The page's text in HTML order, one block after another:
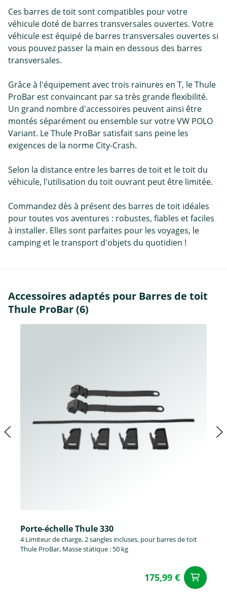
Ces barres de toit sont compatibles pour votre
véhicule doté de barres transversales ouvertes. Votre
véhicule est équipé de barres transversales ouvertes si
vous pouvez passer la main en dessous des barres
transversales.
Grâce à l'équipement avec trois rainures en T, le Thule
ProBar est convaincant par sa très grande flexibilité.
Un grand nombre d'accessoires peuvent ainsi être
montés séparément ou ensemble sur votre VW POLO
Variant. Le Thule ProBar satisfait sans peine les
exigences de la norme City-Crash.
Selon la distance entre les barres de toit et le toit du
véhicule, l'utilisation du toit ouvrant peut être limitée.
Commandez dès à présent des barres de toit idéales
pour toutes vos aventures : robustes, fiables et faciles
à installer. Elles sont parfaites pour les voyages, le
camping et le transport d'objets du quotidien !
Accessoires adaptés pour Barres de toit
Thule ProBar (6)
Porte-échelle Thule 330
4 Limiteur de charge, 2 sangles incluses, pour barres de toit
Thule ProBar, Masse statique : 50 kg
175,99 €